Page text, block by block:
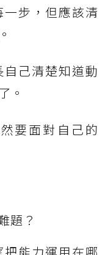
步，但應該清
己清楚知道動
。
要面對自己的
題？